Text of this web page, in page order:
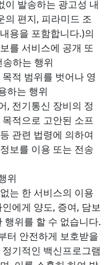
이 발송하는 광고성 내
의 편지, 피라미드 조
용을 포함합니다.)의
를 서비스에 공개 또
하는 행위
적 범위를 벗어나 영
하는 행위
, 전기통신 장비의 정
적으로 고안된 소프
관련 법령에 의하여
보를 이용 또는 전송
위
는 한 서비스의 이용
에게 양도, 증여, 담보
행위를 할 수 없습니다.
터 안전하게 보호받을
기적인 백신프로그램